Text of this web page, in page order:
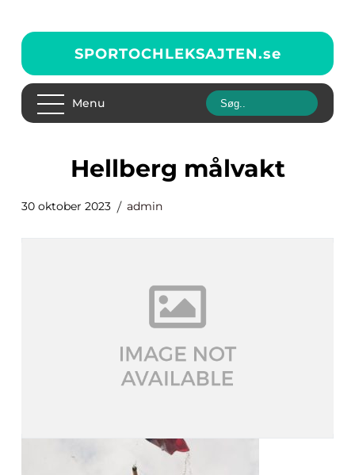
SPORTOCHLEKSAJTEN.se
Menu
hellberg målvakt
30 oktober 2023 admin